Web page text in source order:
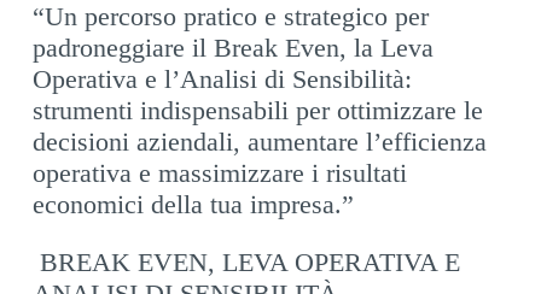
“Un percorso pratico e strategico per
padroneggiare il Break Even, la Leva
Operativa e l’Analisi di Sensibilità:
strumenti indispensabili per ottimizzare le
decisioni aziendali, aumentare l’efficienza
operativa e massimizzare i risultati
economici della tua impresa.”
BREAK EVEN, LEVA OPERATIVA E